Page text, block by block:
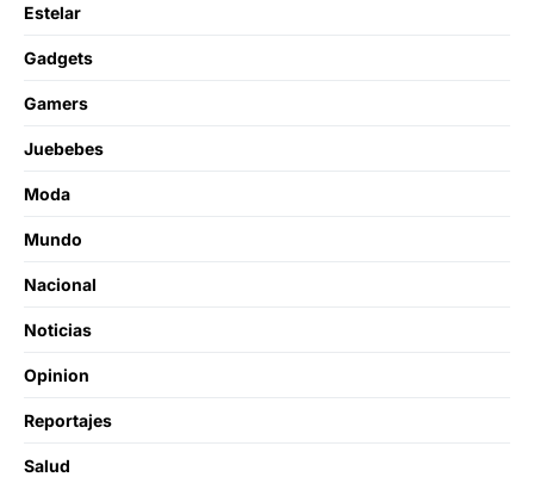
Estelar
Gadgets
Gamers
Juebebes
Moda
Mundo
Nacional
Noticias
Opinion
Reportajes
Salud